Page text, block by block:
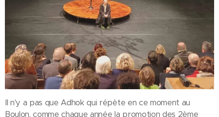
Il n'y a pas que Adhok qui répète en ce moment au
Boulon, comme chaque année la promotion des 2ème